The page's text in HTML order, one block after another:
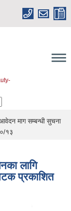
माग सम्बन्धी सुचना
१३
लागि
प्रकाशित